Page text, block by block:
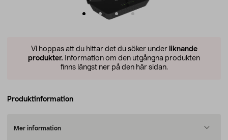
Vi hoppas att du hittar det du söker under liknande
produkter. Information om den utgångna produkten
finns längst ner på den här sidan.
Produktinformation
Mer information